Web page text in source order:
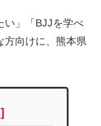
い」「BJJを学べ
方向けに、熊本県